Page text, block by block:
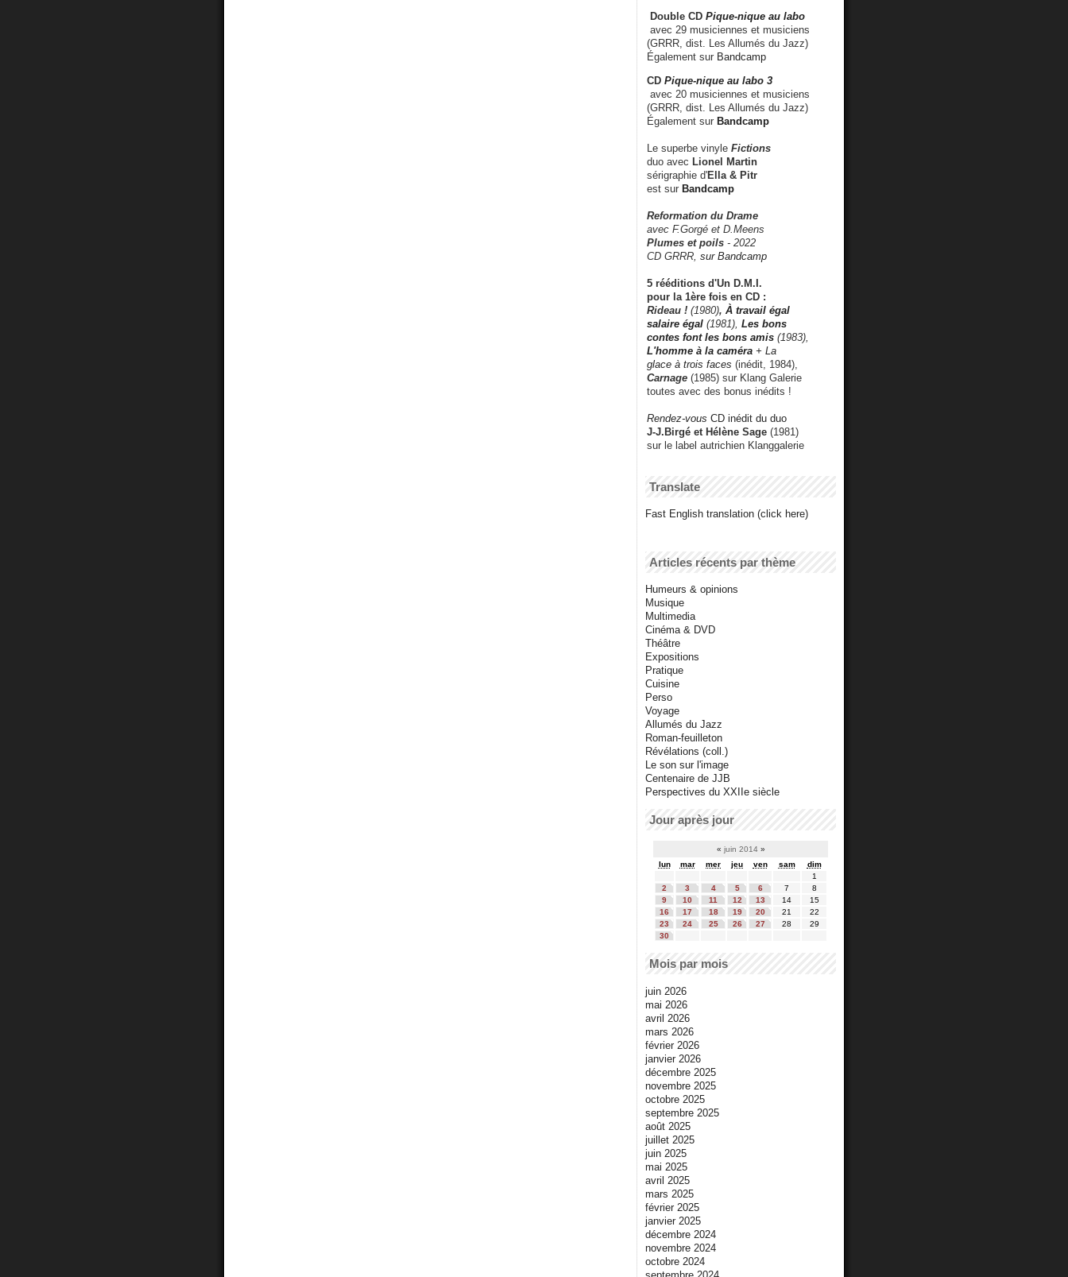
Double CD Pique-nique au labo
avec 29 musiciennes et musiciens
(GRRR, dist. Les Allumés du Jazz)
Également sur Bandcamp
CD Pique-nique au labo 3
avec 20 musiciennes et musiciens
(GRRR, dist. Les Allumés du Jazz)
Également sur Bandcamp
Le superbe vinyle Fictions
duo avec Lionel Martin
sérigraphie d'Ella & Pitr
est sur Bandcamp
Reformation du Drame
avec F.Gorgé et D.Meens
Plumes et poils - 2022
CD GRRR, sur Bandcamp
5 rééditions d'Un D.M.I.
pour la 1ère fois en CD :
Rideau ! (1980), À travail égal
salaire égal (1981), Les bons
contes font les bons amis (1983),
L'homme à la caméra + La
glace à trois faces (inédit, 1984),
Carnage (1985) sur Klang Galerie
toutes avec des bonus inédits !
Rendez-vous CD inédit du duo
J-J.Birgé et Hélène Sage (1981)
sur le label autrichien Klanggalerie
Translate
Fast English translation (click here)
Articles récents par thème
Humeurs & opinions
Musique
Multimedia
Cinéma & DVD
Théâtre
Expositions
Pratique
Cuisine
Perso
Voyage
Allumés du Jazz
Roman-feuilleton
Révélations (coll.)
Le son sur l'image
Centenaire de JJB
Perspectives du XXIIe siècle
Jour après jour
« juin 2014 »
lun
mar mer jeu ven sam
dim
1
2
3 4 5 6 7
8
9
10 11 12 13 14
15
16
17 18 19 20 21
22
23
24 25 26 27 28
29
30
Mois par mois
juin 2026
mai 2026
avril 2026
mars 2026
février 2026
janvier 2026
décembre 2025
novembre 2025
octobre 2025
septembre 2025
août 2025
juillet 2025
juin 2025
mai 2025
avril 2025
mars 2025
février 2025
janvier 2025
décembre 2024
novembre 2024
octobre 2024